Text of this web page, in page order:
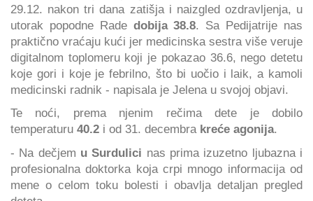
29.12. nakon tri dana zatišja i naizgled ozdravljenja, u
utorak popodne Rade dobija 38.8. Sa Pedijatrije nas
praktično vraćaju kući jer medicinska sestra više veruje
digitalnom toplomeru koji je pokazao 36.6, nego detetu
koje gori i koje je febrilno, što bi uočio i laik, a kamoli
medicinski radnik - napisala je Jelena u svojoj objavi.
Te noći, prema njenim rečima dete je dobilo
temperaturu 40.2 i od 31. decembra kreće agonija.
- Na dečjem u Surdulici nas prima izuzetno ljubazna i
profesionalna doktorka koja crpi mnogo informacija od
mene o celom toku bolesti i obavlja detaljan pregled